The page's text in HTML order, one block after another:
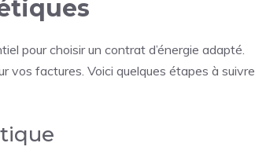
pour choisir un contrat d’énergie adapté.
vos factures. Voici quelques étapes à suivre